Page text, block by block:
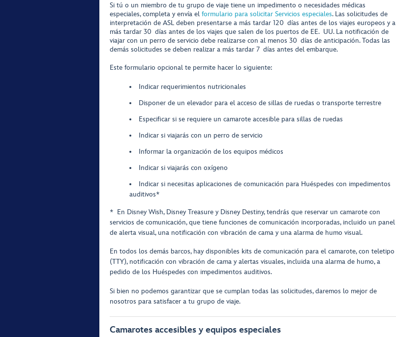
Si tú o un miembro de tu grupo de viaje tiene un impedimento o necesidades médicas
especiales, completa y envía el formulario para solicitar Servicios especiales. Las solicitudes de
interpretación de ASL deben presentarse a más tardar 120 días antes de los viajes europeos y a
más tardar 30 días antes de los viajes que salen de los puertos de EE. UU. La notificación de
viajar con un perro de servicio debe realizarse con al menos 30 días de anticipación. Todas las
demás solicitudes se deben realizar a más tardar 7 días antes del embarque.
Este formulario opcional te permite hacer lo siguiente:
Indicar requerimientos nutricionales
Disponer de un elevador para el acceso de sillas de ruedas o transporte terrestre
Especificar si se requiere un camarote accesible para sillas de ruedas
Indicar si viajarás con un perro de servicio
Informar la organización de los equipos médicos
Indicar si viajarás con oxígeno
Indicar si necesitas aplicaciones de comunicación para Huéspedes con impedimentos
auditivos*
* En Disney Wish, Disney Treasure y Disney Destiny, tendrás que reservar un camarote con
servicios de comunicación, que tiene funciones de comunicación incorporadas, incluido un panel
de alerta visual, una notificación con vibración de cama y una alarma de humo visual.
En todos los demás barcos, hay disponibles kits de comunicación para el camarote, con teletipo
(TTY), notificación con vibración de cama y alertas visuales, incluida una alarma de humo, a
pedido de los Huéspedes con impedimentos auditivos.
Si bien no podemos garantizar que se cumplan todas las solicitudes, daremos lo mejor de
nosotros para satisfacer a tu grupo de viaje.
Camarotes accesibles y equipos especiales